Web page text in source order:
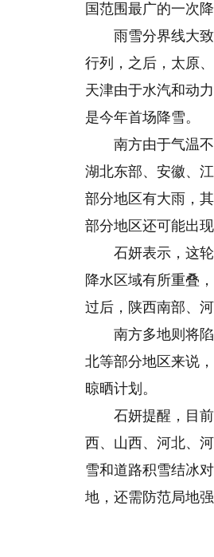
国范围最广的一次降
雨雪分界线大
行列，之后，太原
天津由于水汽和动
是今年首场降雪。
南方由于气温
湖北东部、安徽、
部分地区有大雨，
部分地区还可能出
石妍表示，这
降水区域有所重叠
过后，陕西南部、
南方多地则将
北等部分地区来说
晾晒计划。
石妍提醒，目
西、山西、河北、
雪和道路积雪结冰
地，还需防范局地